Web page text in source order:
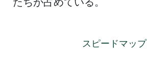
たちが占めている。
スピードマップ